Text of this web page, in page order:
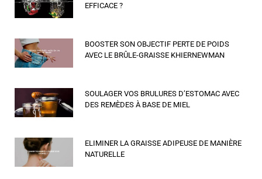
EFFICACE ?
BOOSTER SON OBJECTIF PERTE DE POIDS
AVEC LE BRÛLE-GRAISSE KHIERNEWMAN
SOULAGER VOS BRULURES D’ESTOMAC AVEC
DES REMÈDES À BASE DE MIEL
ELIMINER LA GRAISSE ADIPEUSE DE MANIÈRE
NATURELLE